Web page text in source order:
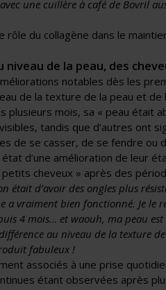
une cuillère à café de Bovril
rôle du collagène dans le
niveau de la peau, des
notables dès les
de la texture de la peau et de
plusieurs mois, sa « peau était
tandis que d’autres ont
de se casser, de se fendre ou
d’une amélioration de leur
cheveux » après des
était d’avoir des ongles plus
a vraiment bien fonctionné. Je le
4 mois… et waouh, ma peau
au niveau de la texture
fabuleux !
associés à une prise
étant observées après